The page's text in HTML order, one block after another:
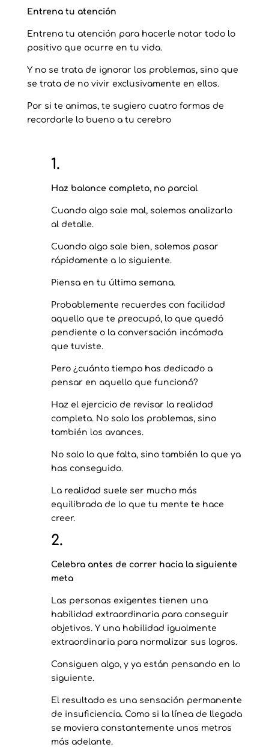
Entrena tu atención
Entrena tu atención para hacerle notar todo lo
positivo que ocurre en tu vida.
Y no se trata de ignorar los problemas, sino que
se trata de no vivir exclusivamente en ellos.
Por si te animas, te sugiero cuatro formas de
recordarle lo bueno a tu cerebro
1.
Haz balance completo, no parcial
Cuando algo sale mal, solemos analizarlo
al detalle.
Cuando algo sale bien, solemos pasar
rápidamente a lo siguiente.
Piensa en tu última semana.
Probablemente recuerdes con facilidad
aquello que te preocupó, lo que quedó
pendiente o la conversación incómoda
que tuviste.
Pero ¿cuánto tiempo has dedicado a
pensar en aquello que funcionó?
Haz el ejercicio de revisar la realidad
completa. No solo los problemas, sino
también los avances.
No solo lo que falta, sino también lo que ya
has conseguido.
La realidad suele ser mucho más
equilibrada de lo que tu mente te hace
creer.
2.
Celebra antes de correr hacia la siguiente
meta
Las personas exigentes tienen una
habilidad extraordinaria para conseguir
objetivos. Y una habilidad igualmente
extraordinaria para normalizar sus logros.
Consiguen algo, y ya están pensando en lo
siguiente.
El resultado es una sensación permanente
de insuficiencia. Como si la línea de llegada
se moviera constantemente unos metros
más adelante.